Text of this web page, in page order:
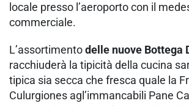
locale presso l’aeroporto con il
commerciale.
L’assortimentodelle nuove Bottega
racchiuderà la tipicità della cucina
tipica sia secca che fresca quale la
Culurgiones agl’immancabili Pane